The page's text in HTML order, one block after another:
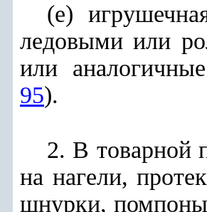
(е)
ледовыми или
или
95).
2. В товарной
на нагели,
шнурки, помпоны